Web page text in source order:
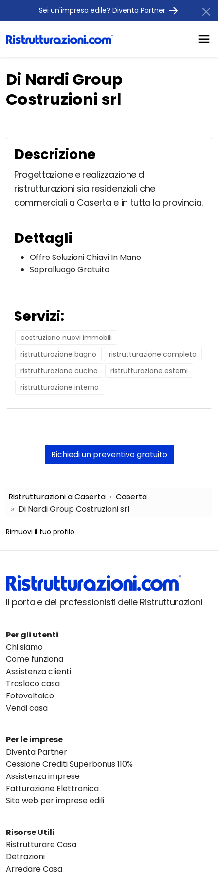
Sei un'impresa edile? Diventa Partner
Di Nardi Group
Costruzioni srl
Descrizione
Progettazione e realizzazione di
ristrutturazioni sia residenziali che
commerciali a Caserta e in tutta la provincia.
Dettagli
Offre Soluzioni Chiavi In Mano
Sopralluogo Gratuito
Servizi:
costruzione nuovi immobili
ristrutturazione bagno
ristrutturazione completa
ristrutturazione cucina
ristrutturazione esterni
ristrutturazione interna
Richiedi un preventivo gratuito
Ristrutturazioni a Caserta
Caserta
Di Nardi Group Costruzioni srl
Rimuovi il tuo profilo
Il portale dei professionisti delle Ristrutturazioni
Per gli utenti
Chi siamo
Come funziona
Assistenza clienti
Trasloco casa
Fotovoltaico
Vendi casa
Per le imprese
Diventa Partner
Cessione Crediti Superbonus 110%
Assistenza imprese
Fatturazione Elettronica
Sito web per imprese edili
Risorse Utili
Ristrutturare Casa
Detrazioni
Arredare Casa